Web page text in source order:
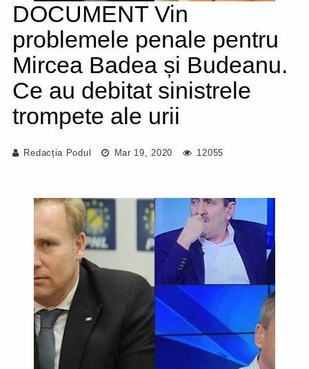
DOCUMENT Vin
problemele penale pentru
Mircea Badea și Budeanu.
Ce au debitat sinistrele
trompete ale urii
Redacția Podul Mar 19, 2020 12055